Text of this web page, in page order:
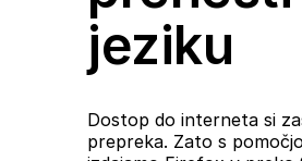
jeziku
Dostop do interneta si
prepreka. Zato s